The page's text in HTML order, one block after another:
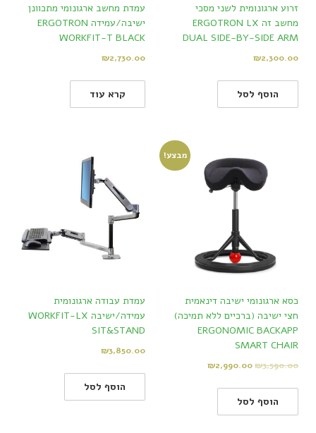
זרוע ארגונומית לשני מסכי
מחשב זה ERGOTRON LX
DUAL SIDE-BY-SIDE ARM
₪2,300.00
הוסף לסל
עמדת מחשב ארגונומי מתכוונן
ישיבה/עמידה ERGOTRON
WORKFIT-T BLACK
₪2,730.00
קרא עוד
מבצע!
כסא ארגונומי ישיבה דינאמית
חצי ישיבה (ברכיים ללא תמיכה)
ERGONOMIC BACKAPP
SMART CHAIR
₪3,590.00
₪2,990.00
הוסף לסל
עמדת עבודה ארגונומית
עמידה/ישיבה WORKFIT-LX
SIT&STAND
₪3,850.00
הוסף לסל